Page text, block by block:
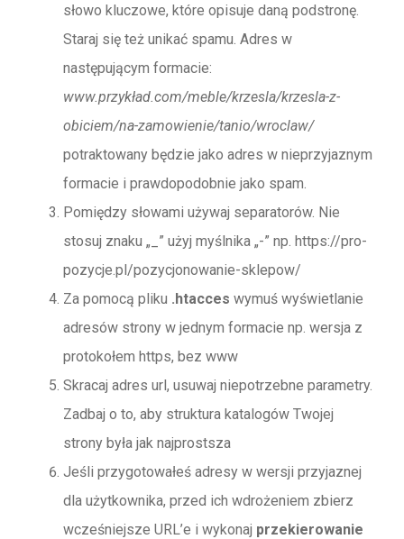
słowo kluczowe, które opisuje daną podstronę.
Staraj się też unikać spamu. Adres w
następującym formacie:
www.przykład.com/meble/krzesla/krzesla-z-
obiciem/na-zamowienie/tanio/wroclaw/
potraktowany będzie jako adres w nieprzyjaznym
formacie i prawdopodobnie jako spam.
Pomiędzy słowami używaj separatorów. Nie
stosuj znaku „_” użyj myślnika „-” np. https://pro-
pozycje.pl/pozycjonowanie-sklepow/
Za pomocą pliku .htacces wymuś wyświetlanie
adresów strony w jednym formacie np. wersja z
protokołem https, bez www
Skracaj adres url, usuwaj niepotrzebne parametry.
Zadbaj o to, aby struktura katalogów Twojej
strony była jak najprostsza
Jeśli przygotowałeś adresy w wersji przyjaznej
dla użytkownika, przed ich wdrożeniem zbierz
wcześniejsze URL’e i wykonaj przekierowanie